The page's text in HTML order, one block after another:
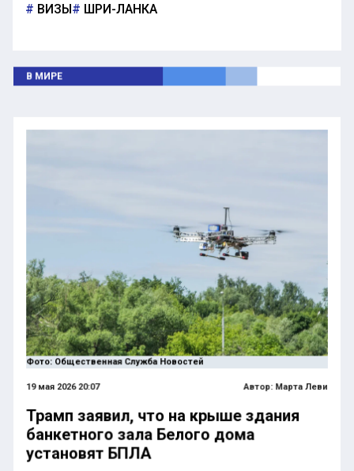
ВИЗЫ ШРИ-ЛАНКА
В МИРЕ
Фото: Общественная Служба Новостей
19 мая 2026 20:07 Автор: Марта Леви
Трамп заявил, что на крыше здания
банкетного зала Белого дома
установят БПЛА